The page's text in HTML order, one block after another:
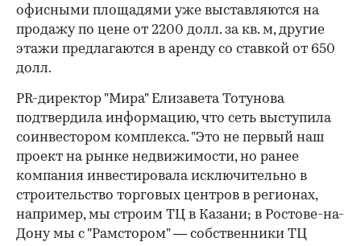
офисными площадями уже выставляются на
продажу по цене от 2200 долл. за кв. м, другие
этажи предлагаются в аренду со ставкой от 650
долл.
PR-директор "Мира" Елизавета Тотунова
подтвердила информацию, что сеть выступила
соинвестором комплекса. "Это не первый наш
проект на рынке недвижимости, но ранее
компания инвестировала исключительно в
строительство торговых центров в регионах,
например, мы строим ТЦ в Казани; в Ростове-на-
Дону мы с "Рамстором" — собственники ТЦ